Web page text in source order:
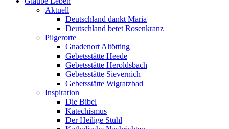
Aktuell
Deutschland dankt Maria
Deutschland betet Rosenkranz
Pilgerorte
Gnadenort Altötting
Gebetsstätte Heede
Gebetsstätte Heroldsbach
Gebetsstätte Sievernich
Gebetsstätte Wigratzbad
Inspiration
Die Bibel
Katechismus
Der Heilige Stuhl